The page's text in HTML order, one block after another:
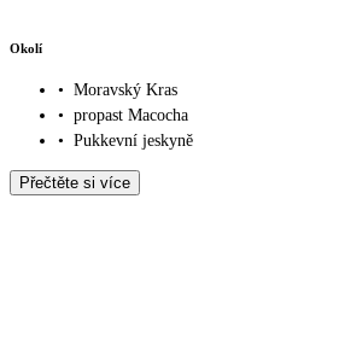
Okolí
• Moravský Kras
• propast Macocha
• Pukkevní jeskyně
Přečtěte si více